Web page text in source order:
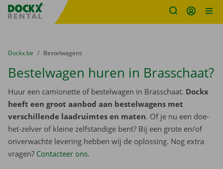
Fratello DEMO
U bevindt zich hier:
van
Dockx.be naar
Bestelwagens
Bestelwagen huren in Brasschaat?
Huur een camionette of bestelwagen in Brasschaat. Dockx
heeft een groot aanbod aan bestelwagens met
verschillende laadruimtes en maten. Of je nu een doe-
het-zelver of kleine zelfstandige bent? Bij een grote en/of
onverwachte levering hebben wij de oplossing. Nog extra
vragen? Contacteer ons.